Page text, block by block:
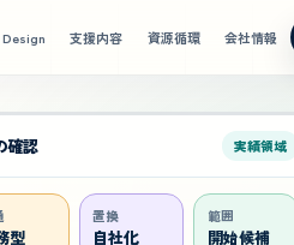
支援内容 資源循環 会社情報
確認 実績領域
型
置換
自社化
範囲
開始候補